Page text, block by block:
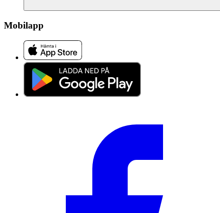
Mobilapp